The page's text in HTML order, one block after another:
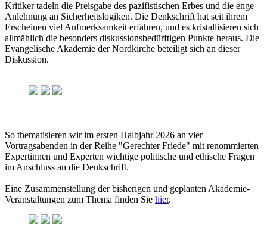
Kritiker tadeln die Preisgabe des pazifistischen Erbes und die enge
Anlehnung an Sicherheitslogiken. Die Denkschrift hat seit ihrem
Erscheinen viel Aufmerksamkeit erfahren, und es kristallisieren sich
allmählich die besonders diskussionsbedürftigen Punkte heraus. Die
Evangelische Akademie der Nordkirche beteiligt sich an dieser
Diskussion.
So thematisieren wir im ersten Halbjahr 2026 an vier
Vortragsabenden in der Reihe "Gerechter Friede" mit renommierten
Expertinnen und Experten wichtige politische und ethische Fragen
im Anschluss an die Denkschrift.
Eine Zusammenstellung der bisherigen und geplanten Akademie-
Veranstaltungen zum Thema finden Sie hier.